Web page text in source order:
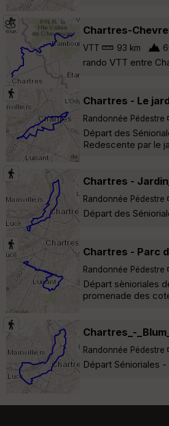
Chartres-
VTT 93 km
rando VTT entre
Chartres - Le
Randonnée Pédestre
Départ des
Redescente par le
Chartres -
Randonnée Pédestre
Départ des
Chartres - Parc
Randonnée Pédestre
Départ sènioriales
promenade des
Chartres_-
Randonnée Pédestre
Départ Sénioriales